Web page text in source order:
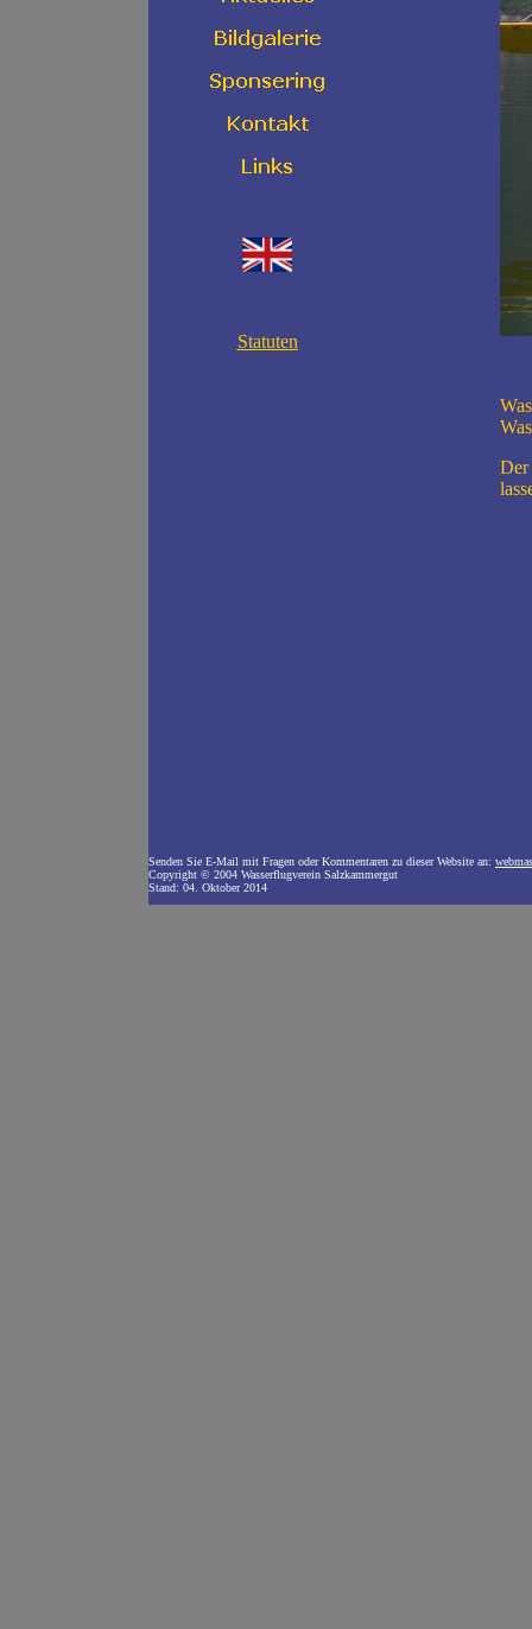
Der
Statuten
Senden Sie E-Mail mit Fragen oder Kommentaren zu dieser Website an:
Copyright © 2004 Wasserflugverein Salzkammergut
Stand: 04. Oktober 2014